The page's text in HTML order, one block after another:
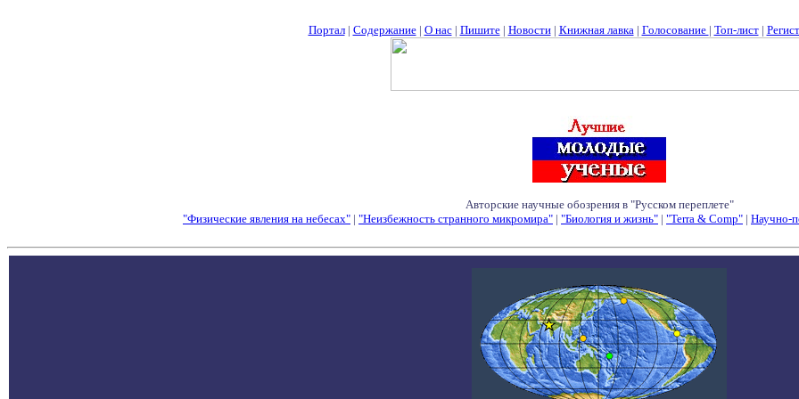
Портал| Содержание| О нас| Пишите| Новости| Книжная лавка| Голосование | Топ-лист|
Авторские научные обозрения в "Русском переплете"
"Физические явления на небесах" | "Неизбежность странного микромира" | "Биология и жизнь" | "Terra & Comp" | Научно-